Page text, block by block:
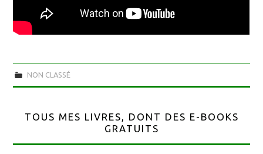
NON CLASSÉ
TOUS MES LIVRES, DONT DES E-BOOKS
GRATUITS